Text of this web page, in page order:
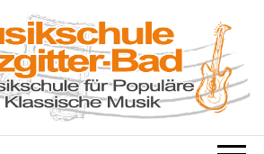
Bad
Die Musikschule für populäre und